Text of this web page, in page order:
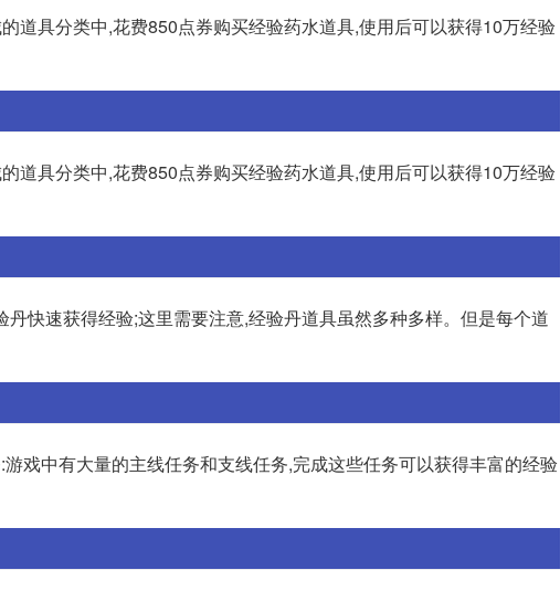
道具分类中,花费850点券购买经验药水道具,使用后可以获得10万经验
道具分类中,花费850点券购买经验药水道具,使用后可以获得10万经验
快速获得经验;这里需要注意,经验丹道具虽然多种多样。但是每个道
戏中有大量的主线任务和支线任务,完成这些任务可以获得丰富的经验